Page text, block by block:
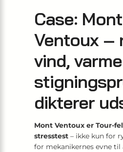
Case: Mont
Ventoux –
vind,
dikterer
Mont Ventoux er Tour-
stresstest – ikke kun for
for mekanikernes evne